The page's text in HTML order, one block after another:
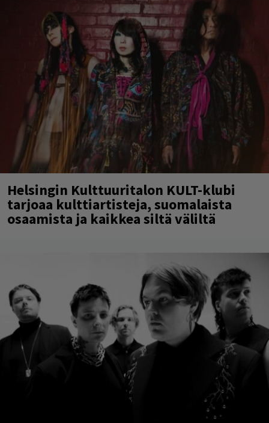
Helsingin Kulttuuritalon KULT-klubi
tarjoaa kulttiartisteja, suomalaista
osaamista ja kaikkea siltä väliltä